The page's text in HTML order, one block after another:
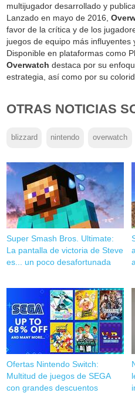
multijugador desarrollado y
Lanzado en mayo de 2016,
favor de la crítica y de los
juegos de equipo más influyentes
Disponible en plataformas como
Overwatch destaca por su
estrategia, así como por su
OTRAS NOTICIAS
blizzard nintendo overwatch
Super Smash Bros. Ultimate:
La pantalla de victoria de Steve
es... un poco desafortunada
Ofertas Nintendo Switch:
Multitud de juegos de SEGA
con grandes descuentos